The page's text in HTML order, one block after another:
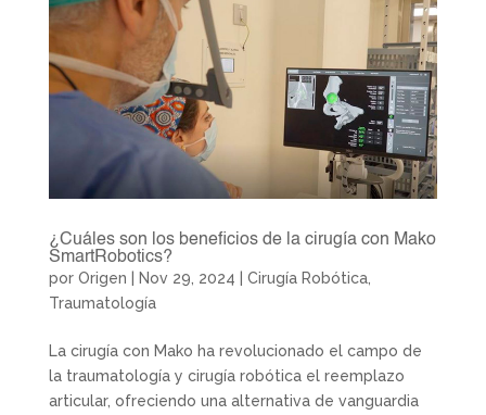
¿Cuáles son los beneficios de la cirugía con Mako
SmartRobotics?
por Origen | Nov 29, 2024 | Cirugía Robótica,
Traumatología
La cirugía con Mako ha revolucionado el campo de
la traumatología y cirugía robótica el reemplazo
articular, ofreciendo una alternativa de vanguardia